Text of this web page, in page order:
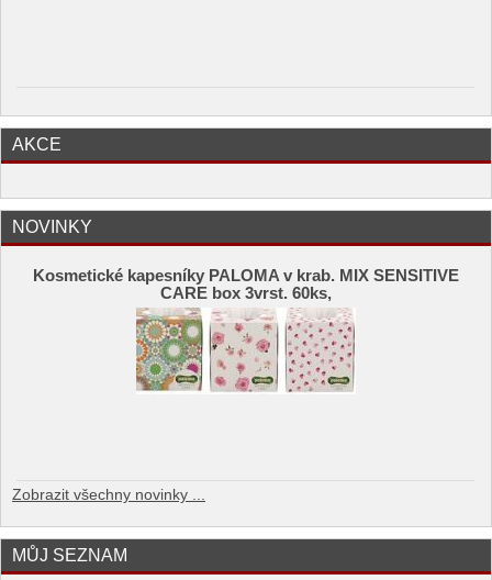
AKCE
NOVINKY
Kosmetické kapesníky PALOMA v krab. MIX SENSITIVE
CARE box 3vrst. 60ks,
Zobrazit všechny novinky ...
MŮJ SEZNAM